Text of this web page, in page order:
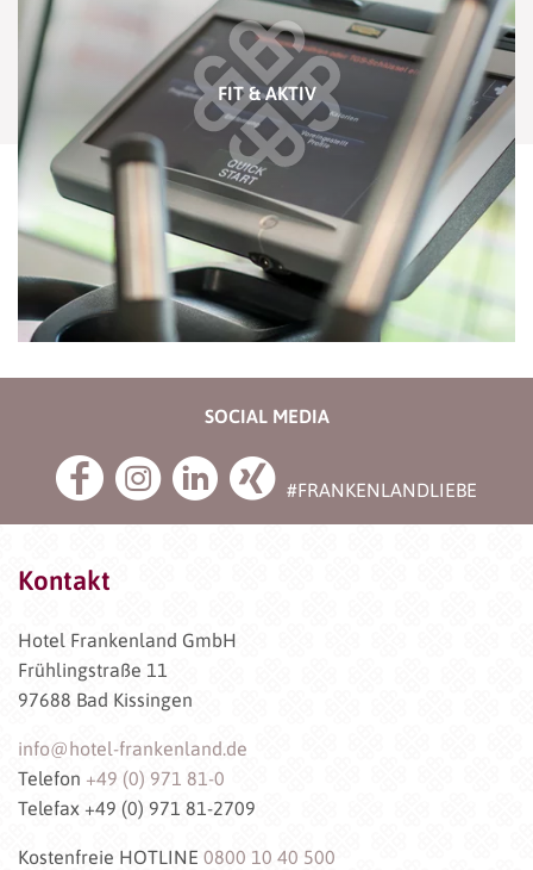
FIT & AKTIV
SOCIAL MEDIA
#FRANKENLANDLIEBE
Kontakt
Hotel Frankenland GmbH
Frühlingstraße 11
97688 Bad Kissingen
info@hotel-frankenland.de
Telefon +49 (0) 971 81-0
Telefax +49 (0) 971 81-2709
Kostenfreie HOTLINE 0800 10 40 500